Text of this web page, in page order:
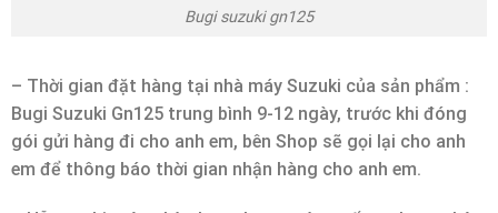
Bugi suzuki gn125
– Thời gian đặt hàng tại nhà máy Suzuki của sản phẩm :
Bugi Suzuki Gn125 trung bình 9-12 ngày, trước khi đóng
gói gửi hàng đi cho anh em, bên Shop sẽ gọi lại cho anh
em để thông báo thời gian nhận hàng cho anh em.